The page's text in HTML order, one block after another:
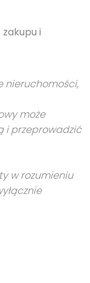
i
nieruchomości,
może
i przeprowadzić
w rozumieniu